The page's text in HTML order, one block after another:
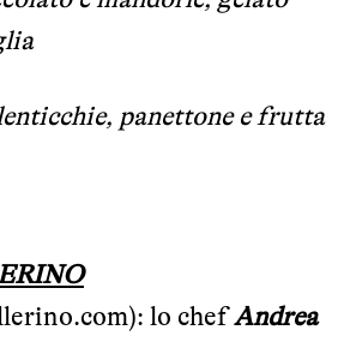
panettone e frutta
): lo chefAndrea